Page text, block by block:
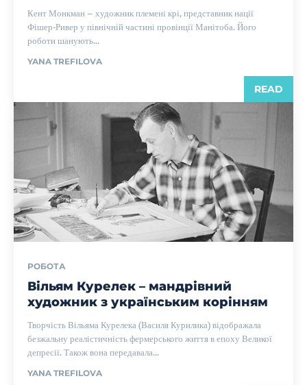
Кент Монкман – художник племені крі, представник нації
Фішер-Ривер у північній частині провінції Манітоба. Його
роботи шанують...
YANA TREFILOVA
READ
РОБОТА
Вільям Курелек – мандрівний
художник з українським корінням
Творчість Вільяма Курелека (Василя Курилика) відображала
безжальну реалістичність фермерського життя в епоху Великої
депресії. Також вона передавала...
YANA TREFILOVA